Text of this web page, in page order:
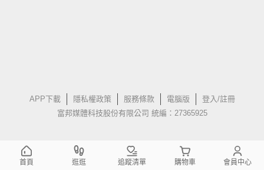
APP下載 隱私權政策 服務條款 電腦版
登入/註冊
富邦媒體科技股份有限公司 統編：27365925
首頁 逛逛 追蹤清單 購物車 會員中心